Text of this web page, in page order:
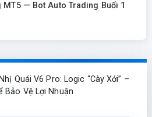
MT5 — Bot Auto Trading Buổi 1
Quái V6 Pro: Logic “Cày Xới” –
Bảo Vệ Lợi Nhuận